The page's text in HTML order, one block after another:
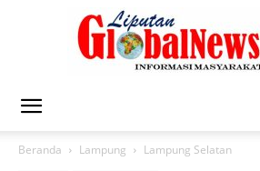
Beranda Lampung Lampung Selatan